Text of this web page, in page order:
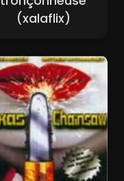
(xalaflix)